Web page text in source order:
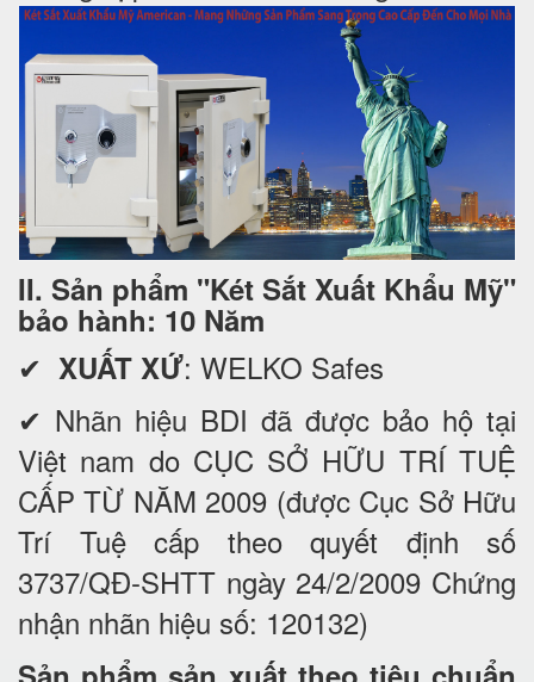
II. Sản phẩm "Két Sắt Xuất Khẩu Mỹ"
bảo hành: 10 Năm
✔ XUẤT XỨ: WELKO Safes
✔ Nhãn hiệu BDI đã được bảo hộ tại
Việt nam do CỤC SỞ HỮU TRÍ TUỆ
CẤP TỪ NĂM 2009 (được Cục Sở Hữu
Trí Tuệ cấp theo quyết định số
3737/QĐ-SHTT ngày 24/2/2009 Chứng
nhận nhãn hiệu số: 120132)